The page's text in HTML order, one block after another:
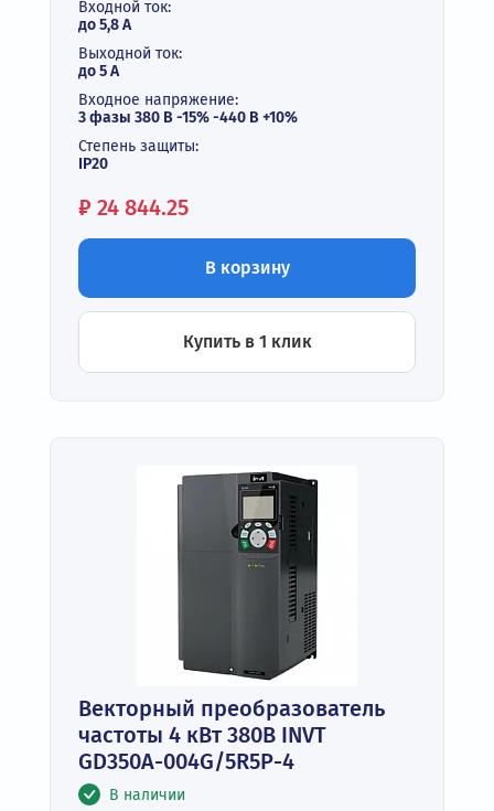
Входной ток:
до 5,8 А
Выходной ток:
до 5 А
Входное напряжение:
3 фазы 380 В -15% -440 В +10%
Степень защиты:
IP20
Цена:
₽ 24 844.25
В корзину
Купить в 1 клик
Векторный преобразователь
частоты 4 кВт 380В INVT
GD350A-004G/5R5P-4
В наличии